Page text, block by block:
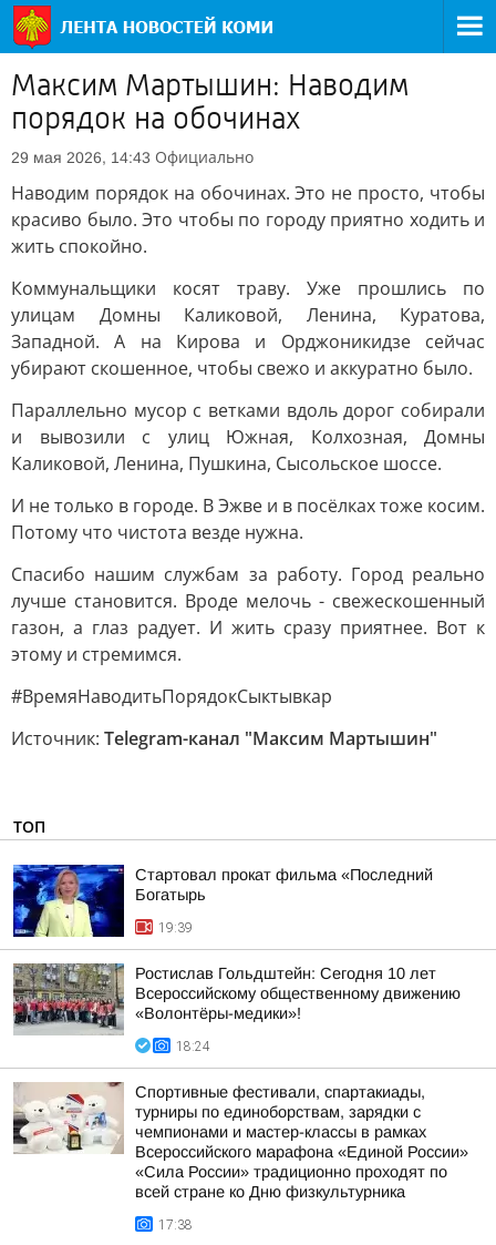
Максим Мартышин: Наводим
порядок на обочинах
29 мая 2026, 14:43 Официально
Наводим порядок на обочинах. Это не просто, чтобы
красиво было. Это чтобы по городу приятно ходить и
жить спокойно.
Коммунальщики косят траву. Уже прошлись по
улицам Домны Каликовой, Ленина, Куратова,
Западной. А на Кирова и Орджоникидзе сейчас
убирают скошенное, чтобы свежо и аккуратно было.
Параллельно мусор с ветками вдоль дорог собирали
и вывозили с улиц Южная, Колхозная, Домны
Каликовой, Ленина, Пушкина, Сысольское шоссе.
И не только в городе. В Эжве и в посёлках тоже косим.
Потому что чистота везде нужна.
Спасибо нашим службам за работу. Город реально
лучше становится. Вроде мелочь - свежескошенный
газон, а глаз радует. И жить сразу приятнее. Вот к
этому и стремимся.
#ВремяНаводитьПорядокСыктывкар
Источник: Telegram-канал "Максим Мартышин"
ТОП
Стартовал прокат фильма «Последний
Богатырь
19:39
Ростислав Гольдштейн: Сегодня 10 лет
Всероссийскому общественному движению
«Волонтёры-медики»!
18:24
Спортивные фестивали, спартакиады,
турниры по единоборствам, зарядки с
чемпионами и мастер-классы в рамках
Всероссийского марафона «Единой России»
«Сила России» традиционно проходят по
всей стране ко Дню физкультурника
17:38